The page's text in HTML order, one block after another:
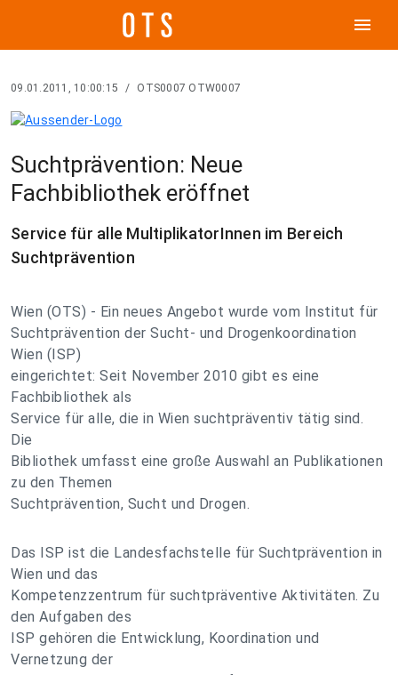
menu
09.01.2011, 10:00:15 / OTS0007 OTW0007
Suchtprävention: Neue
Fachbibliothek eröffnet
Service für alle MultiplikatorInnen im Bereich
Suchtprävention
Wien (OTS) - Ein neues Angebot wurde vom Institut für
Suchtprävention der Sucht- und Drogenkoordination
Wien (ISP)
eingerichtet: Seit November 2010 gibt es eine
Fachbibliothek als
Service für alle, die in Wien suchtpräventiv tätig sind.
Die
Bibliothek umfasst eine große Auswahl an Publikationen
zu den Themen
Suchtprävention, Sucht und Drogen.
Das ISP ist die Landesfachstelle für Suchtprävention in
Wien und das
Kompetenzzentrum für suchtpräventive Aktivitäten. Zu
den Aufgaben des
ISP gehören die Entwicklung, Koordination und
Vernetzung der